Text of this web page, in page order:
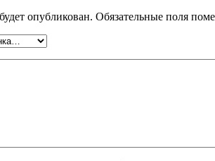
опубликован. Обязательные поля